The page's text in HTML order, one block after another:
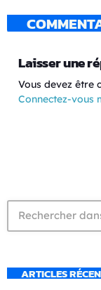
Laisser une
Vous devez être
Connectez-vous
ARTICLES